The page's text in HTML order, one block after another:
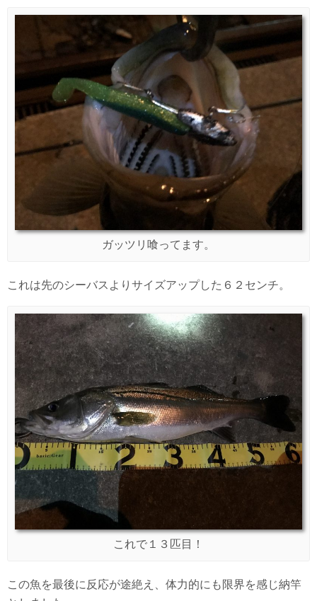
ガッツリ喰ってます。
これは先のシーバスよりサイズアップした６２センチ。
これで１３匹目！
この魚を最後に反応が途絶え、体力的にも限界を感じ納竿